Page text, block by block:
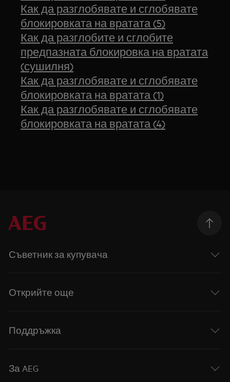
Как да разглобявате и сглобявате
блокировката на вратата (5)
Как да разглобите и сглобите
предпазната блокировка на вратата
(сушилня)
Как да разглобявате и сглобявате
блокировката на вратата (1)
Как да разглобявате и сглобявате
блокировката на вратата (4)
Съветник за купувача
Открийте още
Поддръжка
За AEG